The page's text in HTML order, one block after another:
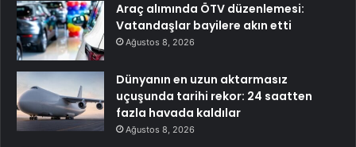
Araç alımında ÖTV düzenlemesi:
Vatandaşlar bayilere akın etti
Ağustos 8, 2026
Dünyanın en uzun aktarmasız
uçuşunda tarihi rekor: 24 saatten
fazla havada kaldılar
Ağustos 8, 2026